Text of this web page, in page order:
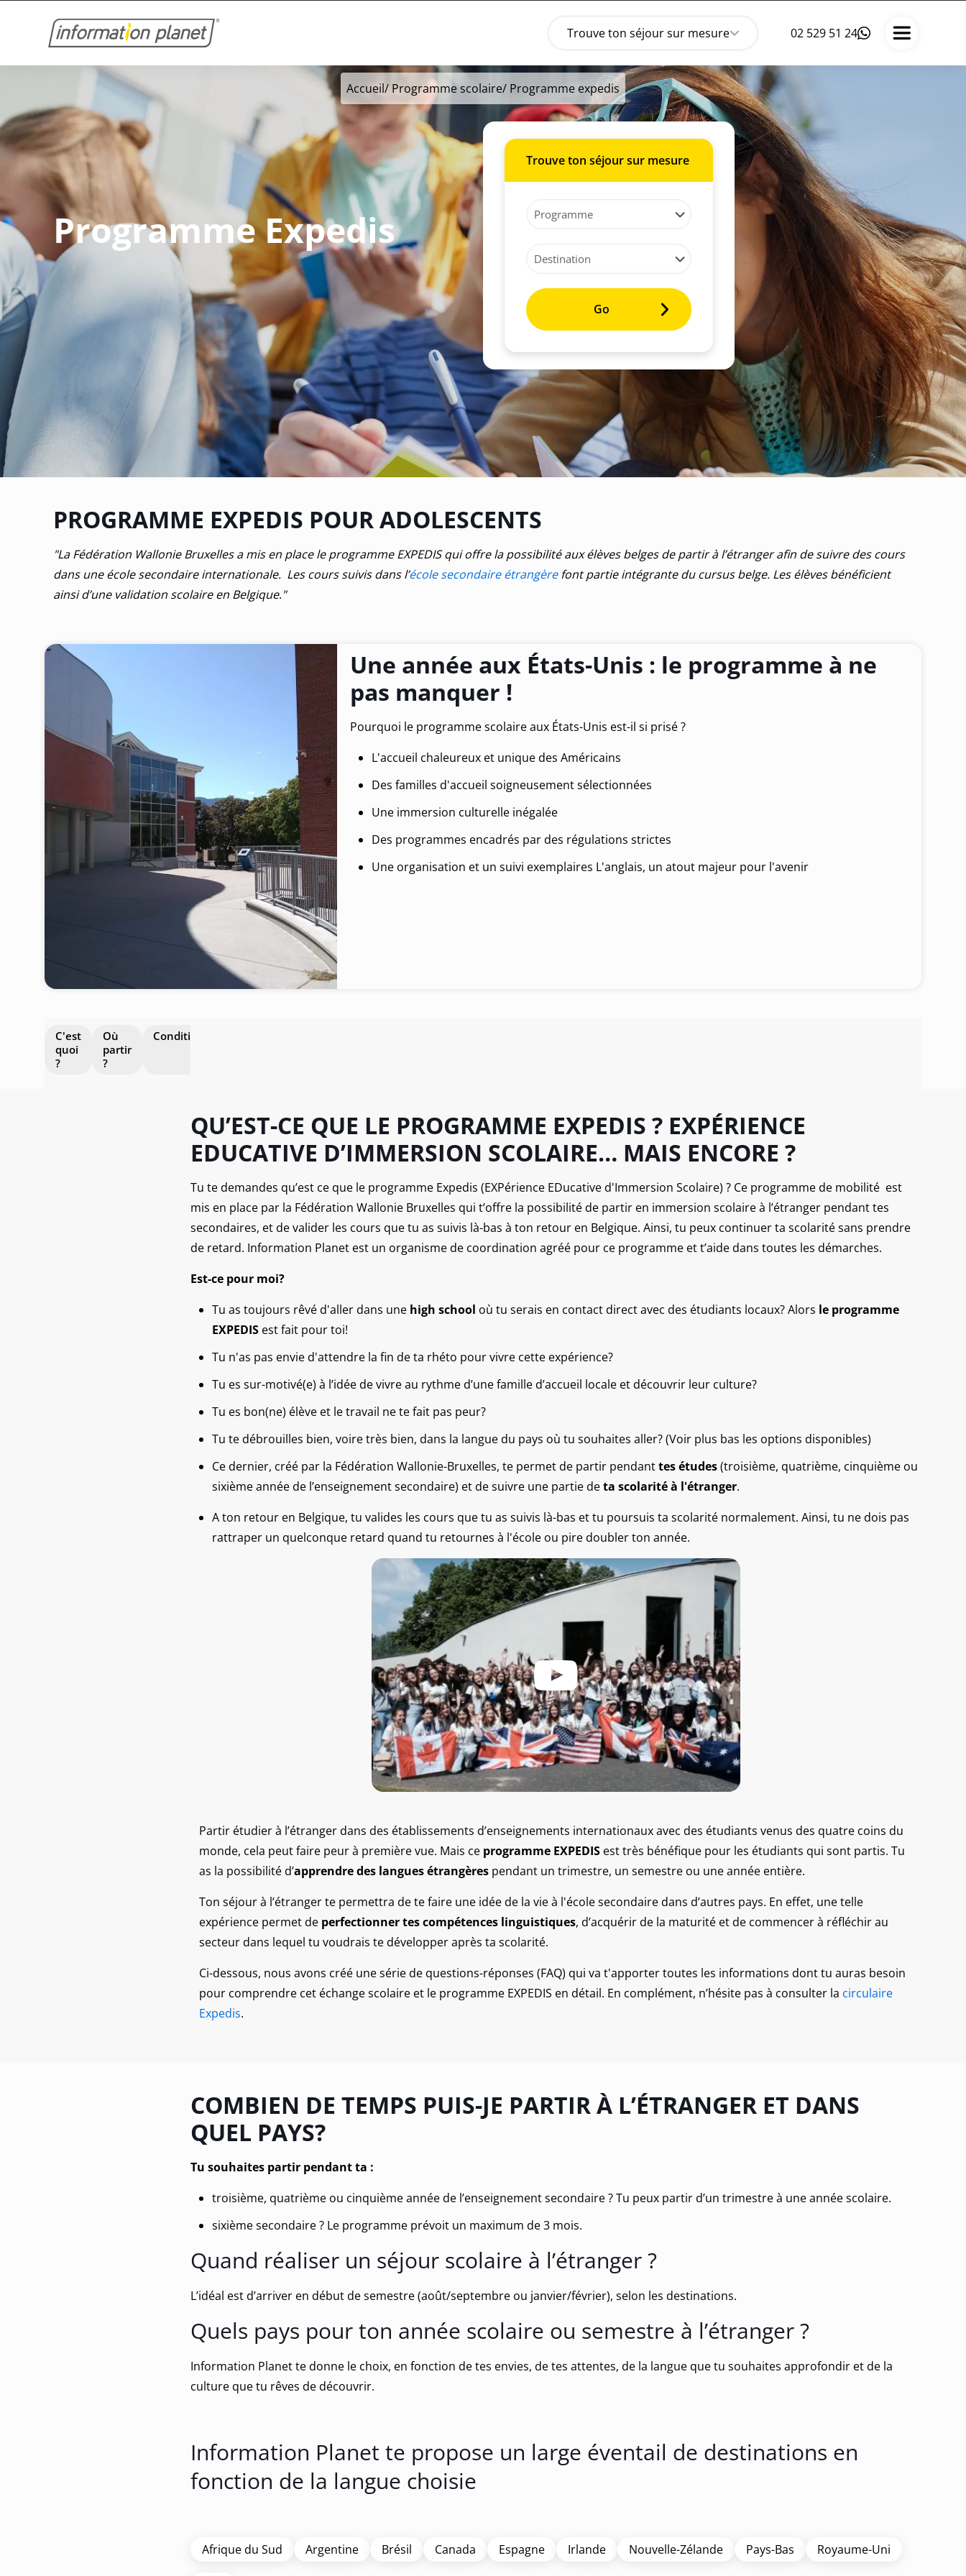
Trouve ton séjour sur mesure 02 529 51 24
Accueil/ Programme scolaire/ Programme expedis
Programme Expedis
Trouve ton séjour sur mesure
Go
PROGRAMME EXPEDIS POUR ADOLESCENTS
"La Fédération Wallonie Bruxelles a mis en place le programme EXPEDIS qui offre la possibilité aux élèves belges de partir à l’étranger afin de suivre des cours
dans une école secondaire internationale. Les cours suivis dans l’école secondaire étrangèrefont partie intégrante du cursus belge. Les élèves bénéficient
ainsi d’une validation scolaire en Belgique."
Une année aux États-Unis : le programme à ne
pas manquer !
Pourquoi le programme scolaire aux États-Unis est-il si prisé ?
L'accueil chaleureux et unique des Américains
Des familles d'accueil soigneusement sélectionnées
Une immersion culturelle inégalée
Des programmes encadrés par des régulations strictes
Une organisation et un suivi exemplaires L'anglais, un atout majeur pour l'avenir
C'est
quoi
?
Où
partir
?
Conditions
QU’EST-CE QUE LE PROGRAMME EXPEDIS? EXPÉRIENCE
EDUCATIVE D’IMMERSION SCOLAIRE… MAIS ENCORE ?
Tu te demandes qu’est ce que le programme Expedis (EXPérience EDucative d'Immersion Scolaire) ? Ce programme de mobilité est
mis en place par la Fédération Wallonie Bruxelles qui t’offre la possibilité de partir en immersion scolaire à l’étranger pendant tes
secondaires, et de valider les cours que tu as suivis là-bas à ton retour en Belgique. Ainsi, tu peux continuer ta scolarité sans prendre
de retard. Information Planet est un organisme de coordination agréé pour ce programme et t’aide dans toutes les démarches.
Est-ce pour moi?
Tu as toujours rêvé d'aller dans une high school où tu serais en contact direct avec des étudiants locaux? Alors le programme
EXPEDIS est fait pour toi!
Tu n'as pas envie d'attendre la fin de ta rhéto pour vivre cette expérience?
Tu es sur-motivé(e) à l’idée de vivre au rythme d’une famille d’accueil locale et découvrir leur culture?
Tu es bon(ne) élève et le travail ne te fait pas peur?
Tu te débrouilles bien, voire très bien, dans la langue du pays où tu souhaites aller? (Voir plus bas les options disponibles)
Ce dernier, créé par la Fédération Wallonie-Bruxelles, te permet de partir pendanttes études(troisième, quatrième, cinquième ou
sixième année de l’enseignement secondaire) et de suivre une partie deta scolarité à l'étranger.
A ton retour en Belgique, tu valides les cours que tu as suivis là-bas et tu poursuis ta scolarité normalement. Ainsi, tu ne dois pas
rattraper un quelconque retard quand tu retournes à l'école ou pire doubler ton année.
Partir étudier à l’étranger dans des établissements d’enseignements internationaux avec des étudiants venus des quatre coins du
monde, cela peut faire peur à première vue. Mais ce programme EXPEDIS est très bénéfique pour les étudiants qui sont partis. Tu
as la possibilité d’apprendre des langues étrangères pendant un trimestre, un semestre ou une année entière.
Ton séjour à l’étranger te permettra de te faire une idée de la vie à l'école secondaire dans d’autres pays. En effet, une telle
expérience permet de perfectionner tes compétences linguistiques, d’acquérir de la maturité et de commencer à réfléchir au
secteur dans lequel tu voudrais te développer après ta scolarité.
Ci-dessous, nous avons créé une série de questions-réponses (FAQ) qui va t'apporter toutes les informations dont tu auras besoin
pour comprendre cet échange scolaire et le programme EXPEDIS en détail. En complément, n’hésite pas à consulter la circulaire
Expedis.
COMBIEN DE TEMPS PUIS-JE PARTIR À L’ÉTRANGER ET DANS
QUEL PAYS?
Tu souhaites partir pendant ta :
troisième, quatrième ou cinquième année de l’enseignement secondaire ?Tu peux partir d’un trimestre à une année scolaire.
sixième secondaire ? Le programme prévoit un maximum de 3 mois.
Quand réaliser un séjour scolaire à l’étranger ?
L’idéal est d’arriver en début de semestre (août/septembre ou janvier/février), selon les destinations.
Quels pays pour ton année scolaire ou semestre à l’étranger ?
Information Planet te donne le choix, en fonction de tes envies, de tes attentes, de la langue que tu souhaites approfondir et de la
culture que tu rêves de découvrir.
Information Planet te propose un large éventail de destinations en
fonction de la langue choisie
Afrique du Sud Argentine Brésil Canada Espagne Irlande Nouvelle-Zélande Pays-Bas Royaume-Uni